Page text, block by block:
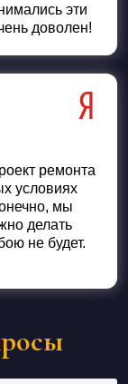
эти
доволен!
ремонта
условиях
мы
делать
не будет.